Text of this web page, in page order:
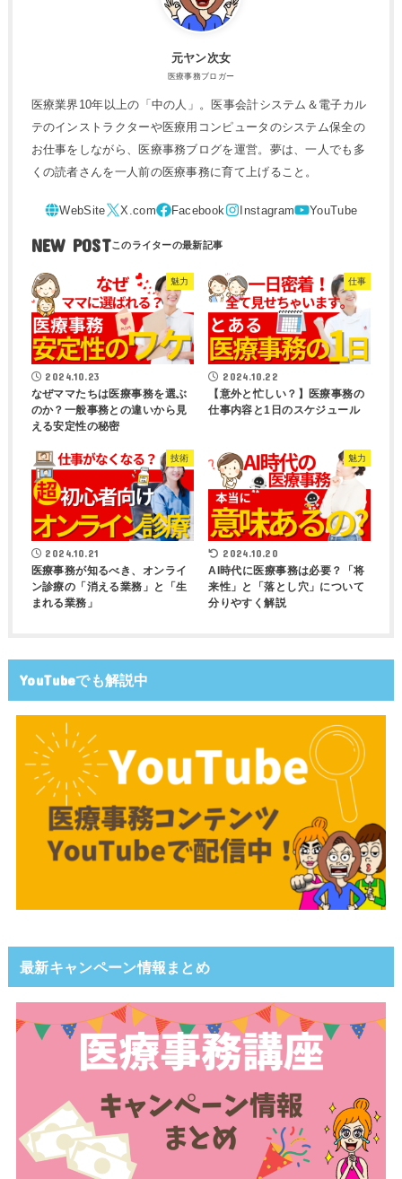
元ヤン次女
医療事務ブロガー
医療業界10年以上の「中の人」。医事会計システム＆電子カル
テのインストラクターや医療用コンピュータのシステム保全の
お仕事をしながら、医療事務ブログを運営。夢は、一人でも多
くの読者さんを一人前の医療事務に育て上げること。
NEW POST
魅力
2024.10.23
なぜママたちは医療事務を選ぶ
のか？一般事務との違いから見
える安定性の秘密
仕事
2024.10.22
【意外と忙しい？】医療事務の
仕事内容と1日のスケジュール
技術
2024.10.21
医療事務が知るべき、オンライ
ン診療の「消える業務」と「生
まれる業務」
魅力
2024.10.20
AI時代に医療事務は必要？「将
来性」と「落とし穴」について
分りやすく解説
YouTubeでも解説中
最新キャンペーン情報まとめ